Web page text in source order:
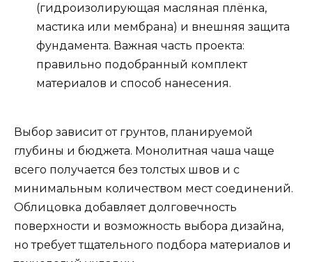
(гидроизолирующая масляная плёнка,
мастика или мембрана) и внешняя защита
фундамента. Важная часть проекта:
правильно подобранный комплект
материалов и способ нанесения.
Выбор зависит от грунтов, планируемой
глубины и бюджета. Монолитная чаша чаще
всего получается без толстых швов и с
минимальным количеством мест соединений.
Облицовка добавляет долговечность
поверхности и возможность выбора дизайна,
но требует тщательного подбора материалов и